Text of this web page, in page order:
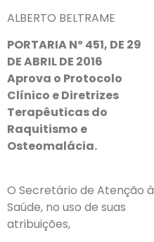
ALBERTO BELTRAME
PORTARIA Nº 451, DE 29
DE ABRIL DE 2016
Aprova o Protocolo
Clínico e Diretrizes
Terapêuticas do
Raquitismo e
Osteomalácia.
O Secretário de Atenção à
Saúde, no uso de suas
atribuições,